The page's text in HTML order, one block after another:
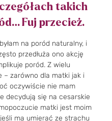
takich
Fuj przecież.
na poród naturalny, i
przedłuża ono akcję
poród. Z wielu
– zarówno dla matki jak i
oczywiście nie mam
decydują się na cesarskie
matki jest moim
ma umierać ze strachu